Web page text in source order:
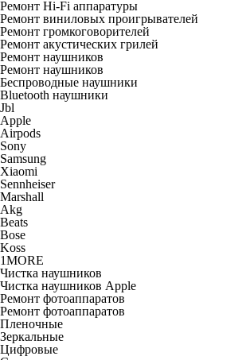
Ремонт Hi-Fi аппаратуры
Ремонт виниловых проигрывателей
Ремонт громкоговорителей
Ремонт акустических грилей
Ремонт наушников
Ремонт наушников
Беспроводные наушники
Bluetooth наушники
Jbl
Apple
Airpods
Sony
Samsung
Xiaomi
Sennheiser
Marshall
Akg
Beats
Bose
Koss
1MORE
Чистка наушников
Чистка наушников Apple
Ремонт фотоаппаратов
Ремонт фотоаппаратов
Пленочные
Зеркальные
Цифровые